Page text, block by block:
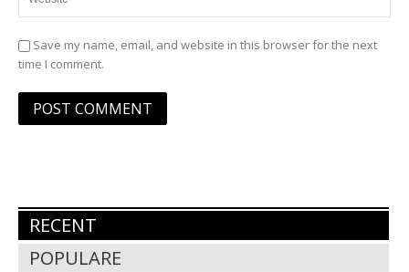
Save my name, email, and website in this browser for the next
time I comment.
RECENT
POPULARE